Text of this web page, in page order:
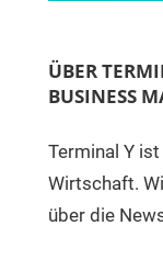
ÜBER
BUSINESS
Terminal Y
Wirtschaft.
über die